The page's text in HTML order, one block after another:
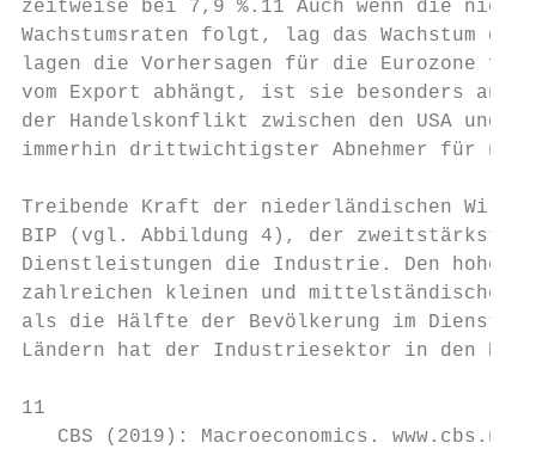
zeitweise bei 7,9 %.11 Auch wenn die
Wachstumsraten folgt, lag das Wachstum
lagen die Vorhersagen für die Eurozone
vom Export abhängt, ist sie besonders
der Handelskonflikt zwischen den USA und
immerhin drittwichtigster Abnehmer für
Treibende Kraft der niederländischen
BIP (vgl. Abbildung 4), der zweitstärkste
Dienstleistungen die Industrie. Den hohen
zahlreichen kleinen und mittelständischen
als die Hälfte der Bevölkerung im
Ländern hat der Industriesektor in den
11
   CBS (2019): Macroeconomics. www.cbs.nl.